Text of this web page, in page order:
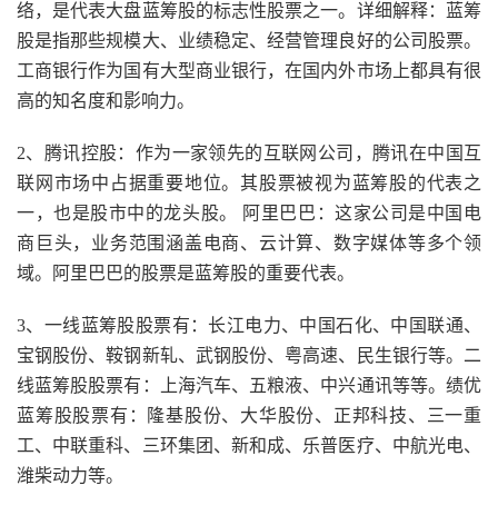
络，是代表大盘蓝筹股的标志性股票之一。详细解释：蓝筹
股是指那些规模大、业绩稳定、经营管理良好的公司股票。
工商银行作为国有大型商业银行，在国内外市场上都具有很
高的知名度和影响力。
2、腾讯控股：作为一家领先的互联网公司，腾讯在中国互
联网市场中占据重要地位。其股票被视为蓝筹股的代表之
一，也是股市中的龙头股。 阿里巴巴：这家公司是中国电
商巨头，业务范围涵盖电商、云计算、数字媒体等多个领
域。阿里巴巴的股票是蓝筹股的重要代表。
3、一线蓝筹股股票有：长江电力、中国石化、中国联通、
宝钢股份、鞍钢新轧、武钢股份、粤高速、民生银行等。二
线蓝筹股股票有：上海汽车、五粮液、中兴通讯等等。绩优
蓝筹股股票有：隆基股份、大华股份、正邦科技、三一重
工、中联重科、三环集团、新和成、乐普医疗、中航光电、
潍柴动力等。